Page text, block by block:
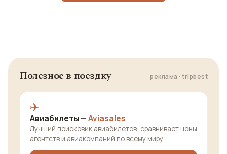
Полезное в поездку реклама · tripbest
✈️
Авиабилеты —Aviasales
Лучший поисковик авиабилетов: сравнивает цены
агентств и авиакомпаний по всему миру.